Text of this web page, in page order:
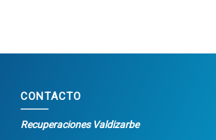
CONTACTO
Recuperaciones Valdizarbe